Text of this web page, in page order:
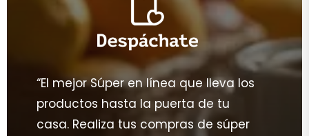
“El mejor Súper en línea que lleva los
productos hasta la puerta de tu
casa. Realiza tus compras de súper